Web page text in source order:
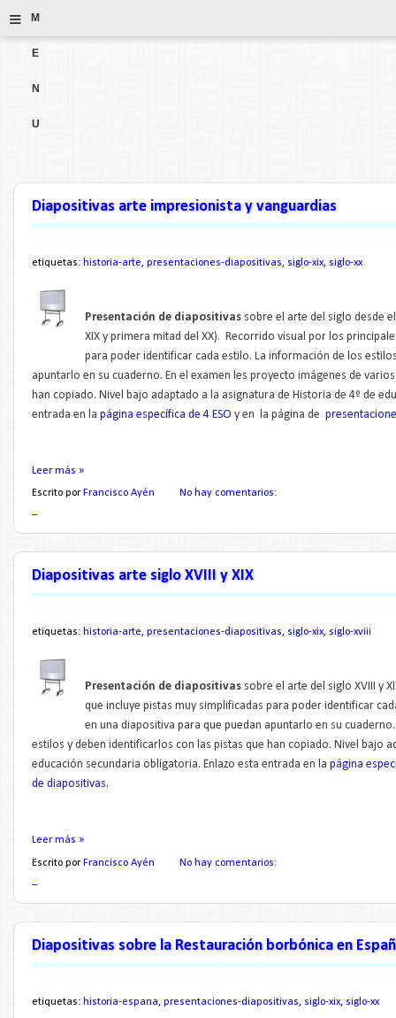
≡ M
E
N
U
Diapositivas arte impresionista y vanguardias
etiquetas: historia-arte, presentaciones-diapositivas, siglo-xix, siglo-xx
Presentación de diapositivassobre el arte del siglo desde
XIX y primera mitad del XX). Recorrido visual por los
para poder identificar cada estilo. La información de los
apuntarlo en su cuaderno. En el examen les proyecto imágenes de
han copiado. Nivel bajo adaptado a la asignatura de Historia de 4º de
entrada en la página específica de 4 ESO y en la página de
Leer más »
Escrito porFrancisco Ayén
No hay comentarios:
Diapositivas arte siglo XVIII y XIX
etiquetas: historia-arte, presentaciones-diapositivas, siglo-xix, siglo-xviii
Presentación de diapositivassobre el arte del siglo XVIII y
que incluye pistas muy simplificadas para poder identificar
en una diapositiva para que puedan apuntarlo en su
estilos y deben identificarlos con las pistas que han copiado. Nivel bajo
educación secundaria obligatoria. Enlazo esta entrada en la página
de diapositivas.
Leer más »
Escrito por Francisco Ayén
No hay comentarios:
Diapositivas sobre la Restauración borbónica en
etiquetas: historia-espana, presentaciones-diapositivas, siglo-xix, siglo-xx